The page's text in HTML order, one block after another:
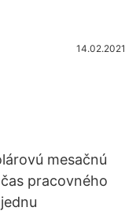
14.02.2021
mesačnú
pracovného